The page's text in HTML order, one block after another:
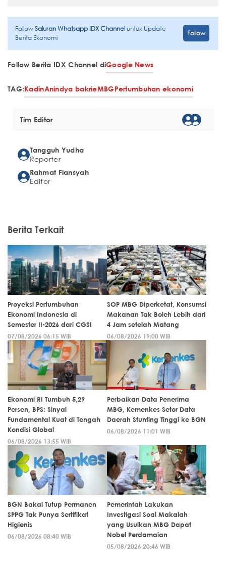
FollowSaluran Whatsapp IDX Channeluntuk Update
Berita Ekonomi
Follow
Follow Berita IDX Channel diGoogle News
TAG:KadinAnindya bakrieMBGPertumbuhan ekonomi
Tim Editor
Tangguh Yudha
Reporter
Rahmat Fiansyah
Editor
Berita Terkait
Proyeksi Pertumbuhan
Ekonomi Indonesia di
Semester II-2026 dari CGSI
07/08/2026 06:15 WIB
SOP MBG Diperketat, Konsumsi
Makanan Tak Boleh Lebih dari
4 Jam setelah Matang
06/08/2026 19:00 WIB
Ekonomi RI Tumbuh 5,29
Persen, BPS: Sinyal
Fundamental Kuat di Tengah
Kondisi Global
06/08/2026 13:55 WIB
Perbaikan Data Penerima
MBG, Kemenkes Setor Data
Daerah Stunting Tinggi ke BGN
06/08/2026 11:01 WIB
BGN Bakal Tutup Permanen
SPPG Tak Punya Sertifikat
Higienis
06/08/2026 08:40 WIB
Pemerintah Lakukan
Investigasi Soal Makalah
yang Usulkan MBG Dapat
Nobel Perdamaian
05/08/2026 20:46 WIB